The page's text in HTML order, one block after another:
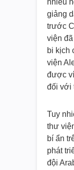
nhiều
giảng
trước
viện
bi kịch
viện
được
đối với
Tuy
thư
bí ẩn
phát
đội